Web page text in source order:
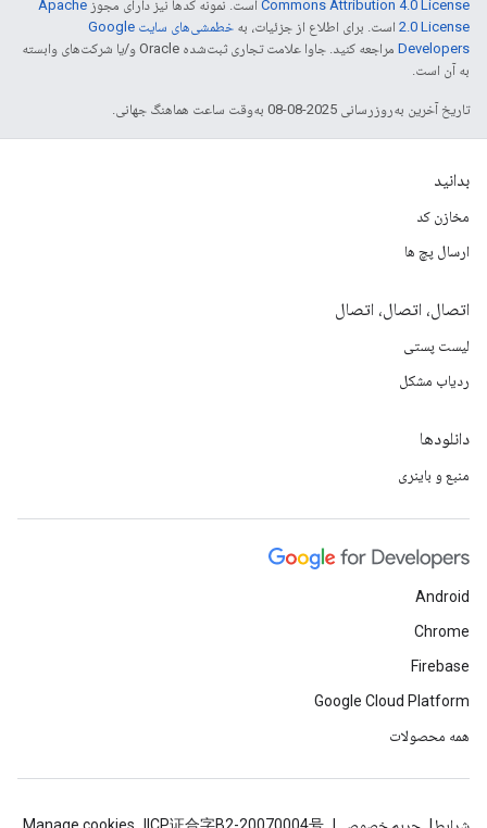
Commons Attribution 4.0 License است. نمونه کدها نیز دارای مجوز Apache
2.0 License است. برای اطلاع از جزئیات، به
خطمشی‌های سایت Google
Developers‏
مراجعه کنید. جاوا علامت تجاری ثبت‌شده Oracle و/یا شرکت‌های وابسته
به آن است.
تاریخ آخرین به‌روزرسانی 2025-08-08 به‌وقت ساعت هماهنگ جهانی.
بدانید
مخازن کد
ارسال پچ ها
اتصال، اتصال، اتصال
لیست پستی
ردیاب مشکل
دانلودها
منبع و باینری
Android
Chrome
Firebase
Google Cloud Platform
همه محصولات